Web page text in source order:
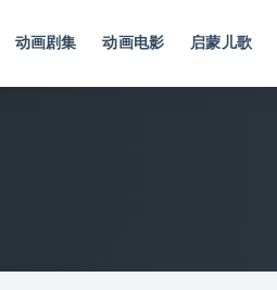
动画剧集 动画电影 启蒙儿歌